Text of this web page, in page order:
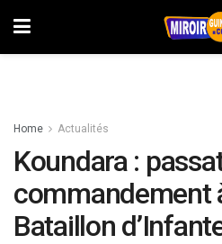
Home Actualités
Koundara :
commandement
Bataillon